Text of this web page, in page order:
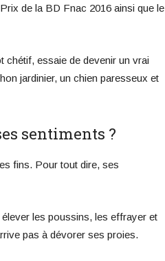
de la BD Fnac 2016 ainsi que le
chétif, essaie de devenir un vrai
jardinier, un chien paresseux et
sentiments ?
fins. Pour tout dire, ses
les poussins, les effrayer et
pas à dévorer ses proies.